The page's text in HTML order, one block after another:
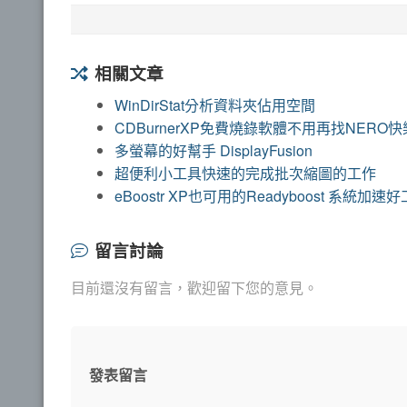
相關文章
WinDirStat分析資料夾佔用空間
CDBurnerXP免費燒錄軟體不用再找NERO快
多螢幕的好幫手 DisplayFusion
超便利小工具快速的完成批次縮圖的工作
eBoostr XP也可用的Readyboost 系統加速好
留言討論
目前還沒有留言，歡迎留下您的意見。
發表留言